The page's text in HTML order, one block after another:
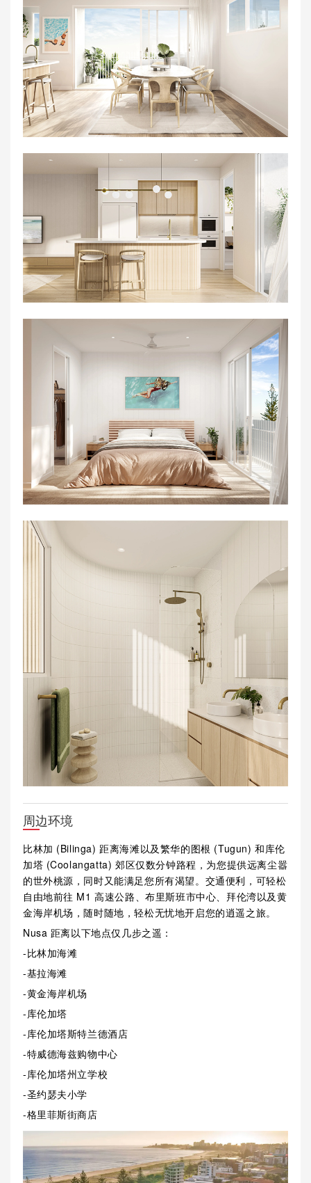
周边环境
比林加 (Bilinga) 距离海滩以及繁华的图根 (Tugun) 和库伦
加塔 (Coolangatta) 郊区仅数分钟路程，为您提供远离尘嚣
的世外桃源，同时又能满足您所有渴望。交通便利，可轻松
自由地前往 M1 高速公路、布里斯班市中心、拜伦湾以及黄
金海岸机场，随时随地，轻松无忧地开启您的逍遥之旅。
Nusa 距离以下地点仅几步之遥：
-比林加海滩
-基拉海滩
-黄金海岸机场
-库伦加塔
-库伦加塔斯特兰德酒店
-特威德海兹购物中心
-库伦加塔州立学校
-圣约瑟夫小学
-格里菲斯街商店